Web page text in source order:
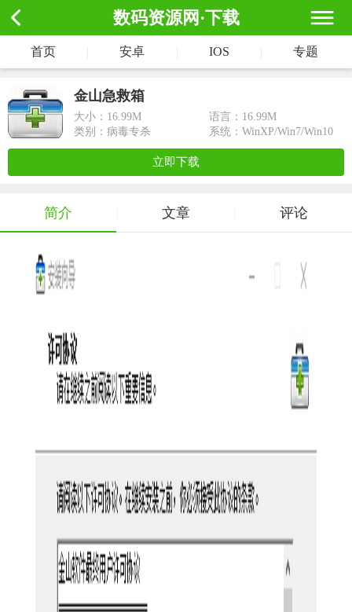
数码资源网·下载
首页 安卓 IOS 专题
金山急救箱
大小： 16.99M
语言：16.99M
类别：病毒专杀
系统：WinXP/Win7/Win10
立即下载
简介 文章 评论